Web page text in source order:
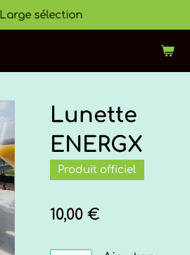
Large sélection
Lunette
ENERGX
Produit officiel
10,00 €